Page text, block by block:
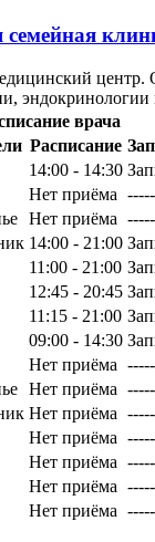
семейная
центр.
врача
Расписание
14:00 - 14:30
Нет приёма
Нет приёма
14:00 - 21:00
11:00 - 21:00
12:45 - 20:45
11:15 - 21:00
09:00 - 14:30
Нет приёма
Нет приёма
Нет приёма
Нет приёма
Нет приёма
Нет приёма
Нет приёма